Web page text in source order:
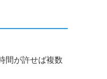
間が許せば複数